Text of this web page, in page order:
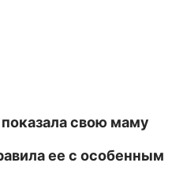
свою маму
ее с особенным